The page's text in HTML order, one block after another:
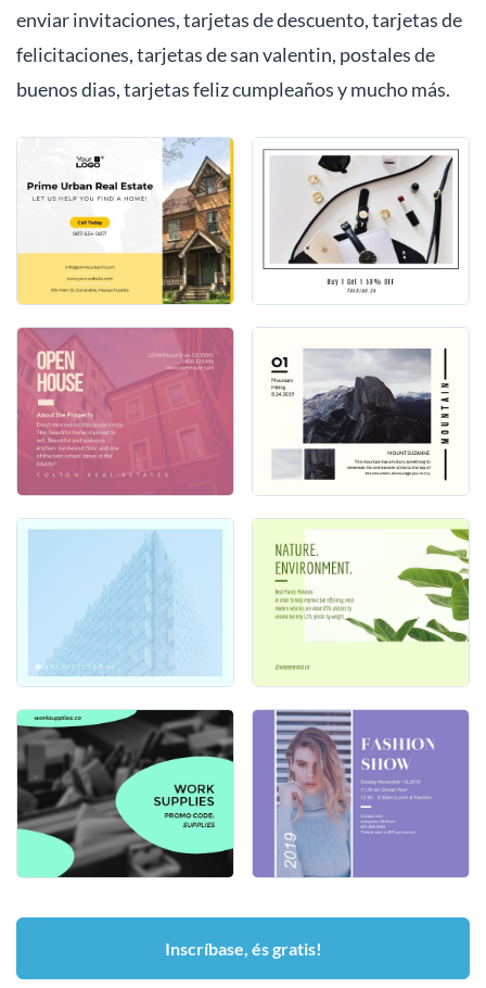
enviar invitaciones, tarjetas de descuento, tarjetas de
felicitaciones, tarjetas de san valentin, postales de
buenos dias, tarjetas feliz cumpleaños y mucho más.
Inscríbase, és gratis!